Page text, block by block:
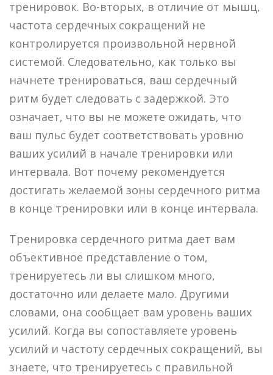
тренировок. Во-вторых, в отличие от мышц,
частота сердечных сокращений не
контролируется произвольной нервной
системой. Следовательно, как только вы
начнете тренироваться, ваш сердечный
ритм будет следовать с задержкой. Это
означает, что вы не можете ожидать, что
ваш пульс будет соответствовать уровню
ваших усилий в начале тренировки или
интервала. Вот почему рекомендуется
достигать желаемой зоны сердечного ритма
в конце тренировки или в конце интервала.
Тренировка сердечного ритма дает вам
объективное представление о том,
тренируетесь ли вы слишком много,
достаточно или делаете мало. Другими
словами, она сообщает вам уровень ваших
усилий. Когда вы сопоставляете уровень
усилий и частоту сердечных сокращений, вы
знаете, что тренируетесь с правильной